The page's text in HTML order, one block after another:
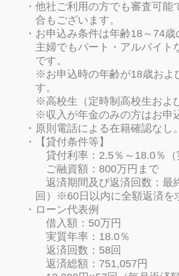
他社ご利用の方でも審査可能
合もございます。
お申込み条件は年齢18～74
主婦でもパート・アルバイト
です。
※お申込時の年齢が18歳およ
す。
※高校生（定時制高校生およ
※収入が年金のみの方はお申
原則電話による在籍確認なし。
【貸付条件等】
貸付利率：2.5％～18.0％（
ご融資額：800万円まで
返済期間及び返済回数：最
回）※60日以内に全額返済を
ローン代表例
借入額：50万円
実質年率：18.0％
返済回数：58回
返済総額：751,057円